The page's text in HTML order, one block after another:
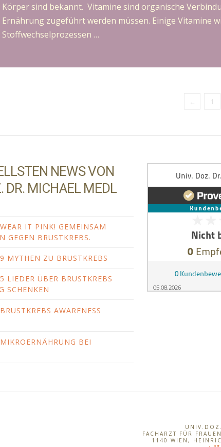
Körper sind bekannt. Vitamine sind organische
Ernährung zugeführt werden müssen. Einige Vitamine
Stoffwechselprozessen …
← 1
NEWS VON
DR. MICHAEL MEDL
IT PINK! GEMEINSAM
GEGEN BRUSTKREBS.
MYTHEN ZU BRUSTKREBS
LIEDER ÜBER BRUSTKREBS
SCHENKEN
AWARENESS
BEI
FACHARZT FÜR
1140 WIEN ,